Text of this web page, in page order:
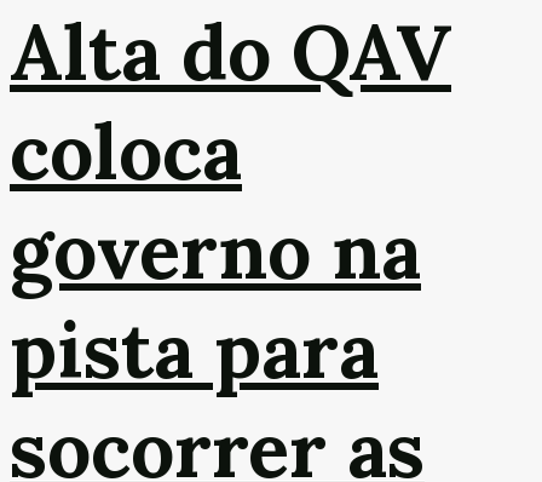
Alta do QAV
coloca
governo na
pista para
socorrer as